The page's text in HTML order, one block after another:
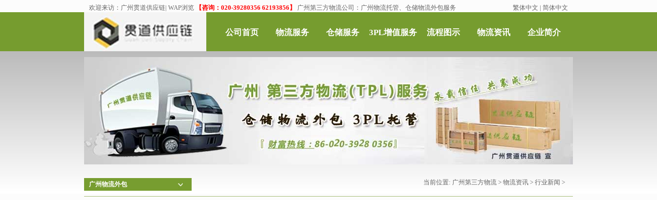
欢迎来访： 广州贯道供应链| WAP浏览 【咨询：020-39280356 62193856】 广州第三方物流公司：广州物流托管、仓储物流外包服务 繁体中文 | 简体中文
公司首页 物流服务 仓储服务 3PL增值服务 流程图示 物流资讯 企业简介
广州物流外包 当前位置: 广州第三方物流 > 物流资讯 > 行业新闻 >